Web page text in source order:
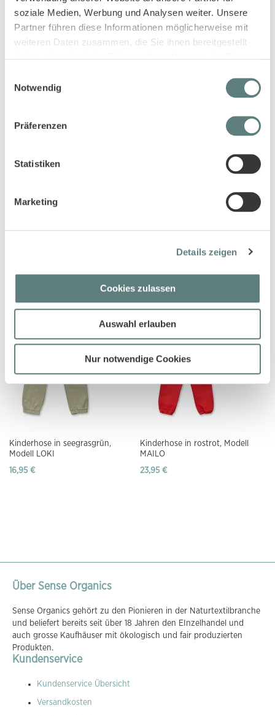
soziale Medien, Werbung und Analysen weiter. Unsere
Partner führen diese Informationen möglicherweise mit
weiteren Daten zusammen, die Sie ihnen bereitgestellt
Notwendig
Präferenzen
Statistiken
Marketing
Details zeigen
Cookies zulassen
Auswahl erlauben
Nur notwendige Cookies
Kinder Shorts in dunklem Petrol,
Sweathose für Kinder in dunklem
Modell PAK
16,95 €
Kinderhose in seegrasgrün,
Modell LOKI
16,95 €
Kinderhose in rostrot, Modell
MAILO
23,95 €
Über Sense Organics
Sense Organics gehört zu den Pionieren in der Naturtextilbranche
und beliefert bereits seit über 18 Jahren den EInzelhandel und
auch grosse Kaufhäuser mit ökologisch und fair produzierten
Produkten.
Kundenservice
Kundenservice Übersicht
Versandkosten